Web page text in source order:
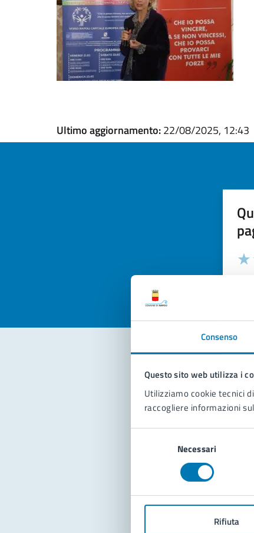
Consenso
Questo sito web utilizza i
Utilizziamo cookie tecnici
raccogliere informazioni
Necessari
Rifiuta
Ultimo aggiornamento:22/08/2025, 12:43